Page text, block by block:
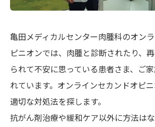
亀田メディカルセンター肉腫科のオン
ピニオンでは、肉腫と診断されたり、
られて不安に思っている患者さま、ご
れています。オンラインセカンドオピニ
適切な対処法を探します。
抗がん剤治療や緩和ケア以外に方法はな